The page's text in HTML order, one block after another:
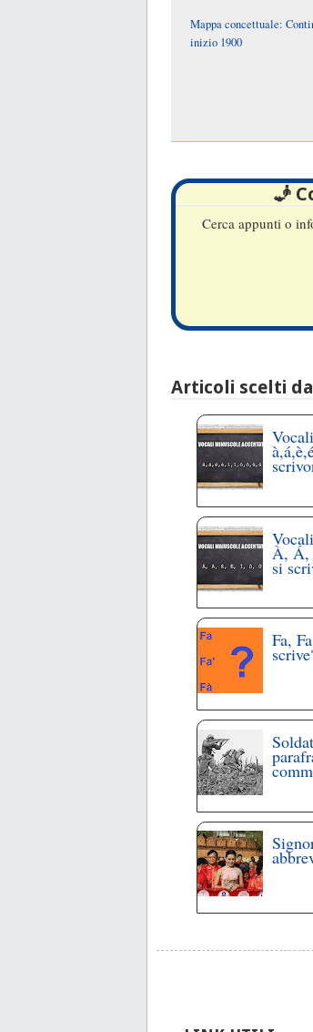
Mappa concettuale:
inizio 1900
🧞
Cerca appunti o
Articoli scelti
À, Á,
si
Fa,